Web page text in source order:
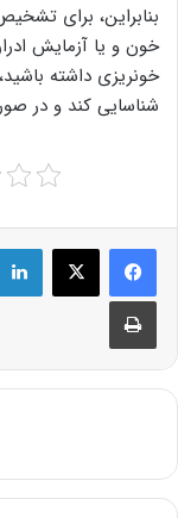
بنابراین، برای
خون و یا آزمایش
خونریزی داشته
شناسایی کند و در
Print